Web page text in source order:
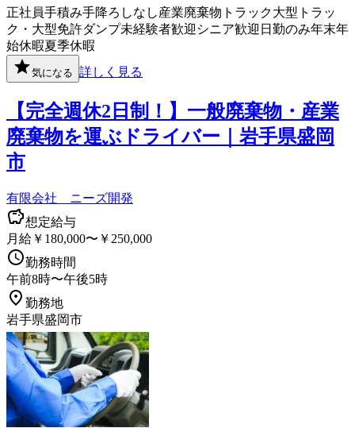
正社員手積み手降ろしなし産業廃棄物 トラック大型トラッ
ク・大型免許ダンプ未経験者歓迎 シニア歓迎 日勤のみ年末年
始休暇夏季休暇
気になる 詳しく見る
【完全週休2日制！】一般廃棄物・産業
廃棄物を運ぶドライバー｜岩手県盛岡
市
有限会社 ニーズ開発
想定給与
月給￥180,000〜￥250,000
勤務時間
午前8時〜午後5時
勤務地
岩手県盛岡市